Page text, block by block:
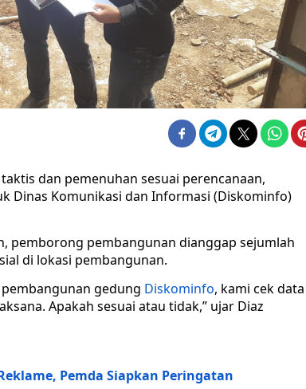
dan pemenuhan sesuai perencanaan,
Dinas Komunikasi dan Informasi (Diskominfo)
pemborong pembangunan dianggap sejumlah
di lokasi pembangunan.
gedung Diskominfo, kami cek data
Apakah sesuai atau tidak,” ujar Diaz
Pemda Siapkan Peringatan